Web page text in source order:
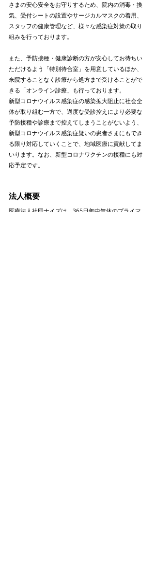
さまの安心安全をお守りするため、院内の消毒・換
気、受付シートの設置やサージカルマスクの着用、
スタッフの健康管理など、様々な感染症対策の取り
組みを行っております。
また、予防接種・健康診断の方が安心してお待ちい
ただけるよう「特別待合室」を用意しているほか、
来院することなく診療から処方まで受けることがで
きる「オンライン診療」も行っております。
新型コロナウイルス感染症の感染拡大阻止に社会全
体が取り組む一方で、過度な受診控えにより必要な
予防接種や診療まで控えてしまうことがないよう、
新型コロナウイルス感染症疑いの患者さまにもでき
る限り対応していくことで、地域医療に貢献してま
いります。なお、新型コロナワクチンの接種にも対
応予定です。
法人概要
医療法人社団ナイズは、365日年中無休のプライマ